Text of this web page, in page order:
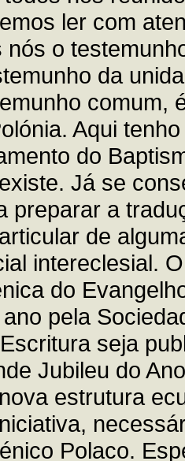
ler com
o
da
comum,
Aqui
do
Já se
preparar a
de
intereclesial.
do
pela
seja
Jubileu do
estrutura
Polaco.